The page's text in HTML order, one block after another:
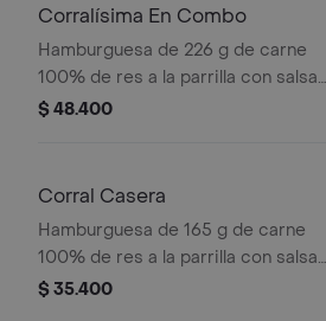
mostaza en pan papa + papas Corral
Corralísima En Combo
Hamburguesa de 226 g de carne
100% de res a la parrilla con salsa
bbq, queso mozzarella, tomate,
pet
$ 48.400
Corral Casera
Hamburguesa de 165 g de carne
100% de res a la parrilla con salsa
bbq, queso americano, cebolla en
$ 35.400